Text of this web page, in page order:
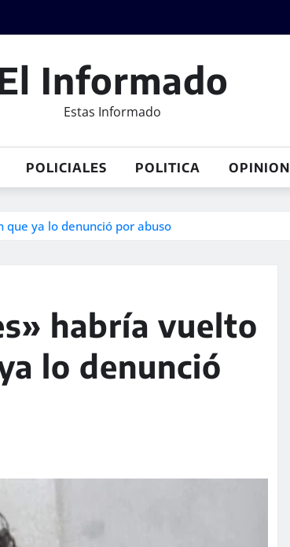
Informado
Estas Informado
POLICIALES POLITICA OPINION
que ya lo denunció por abuso
habría vuelto
lo denunció